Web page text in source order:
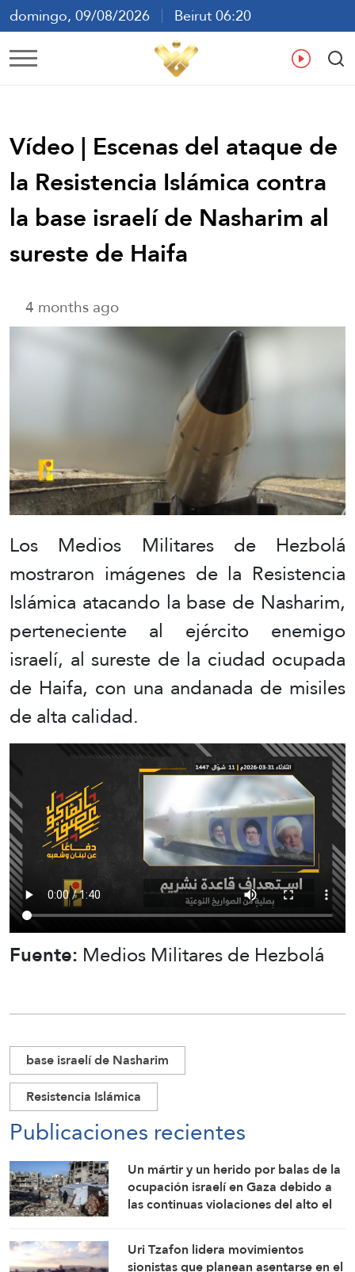
domingo, 09/08/2026
Beirut 06:20
ع En
Vídeo | Escenas del ataque de
la Resistencia Islámica contra
la base israelí de Nasharim al
sureste de Haifa
4 months ago
Los Medios Militares de Hezbolá
mostraron imágenes de la Resistencia
Islámica atacando la base de Nasharim,
perteneciente al ejército enemigo
israelí, al sureste de la ciudad ocupada
de Haifa, con una andanada de misiles
de alta calidad.
Fuente: Medios Militares de Hezbolá
base israelí de Nasharim
Resistencia Islámica
Publicaciones recientes
Un mártir y un herido por balas de la
ocupación israelí en Gaza debido a
las continuas violaciones del alto el
Uri Tzafon lidera movimientos
sionistas que planean asentarse en el